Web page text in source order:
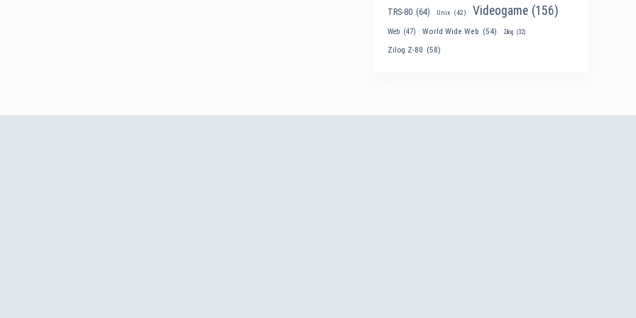
TRS-80 (64) Unix (42) Videogame (156)
Web (47) World Wide Web (54) Zilog (32)
Zilog Z-80 (58)